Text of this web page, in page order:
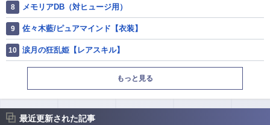
メモリアDB（対ヒュージ用）
佐々木藍/ピュアマインド【衣装】
涙月の狂乱姫【レアスキル】
もっと見る
最近更新された記事